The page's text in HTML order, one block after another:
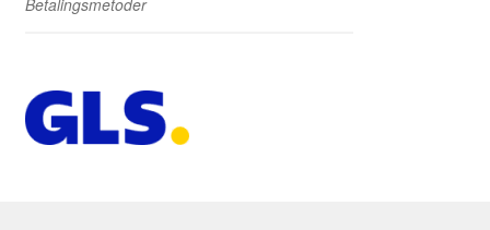
Betalingsmetoder